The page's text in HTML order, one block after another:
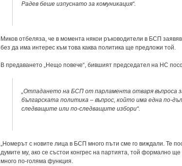
Радев беше изпуснато за комуникация“.
Миков отбеляза, че в момента някои ръководители в БСП
без да има интерес към това каква политика ще предложи той.
В предаването „Нещо повече“, бившият председател на НС
„Отпадането на БСП от парламента отваря въпроса
българската политика – въпрос, който има една по-
следващите или по-следващите избори“.
„Номерът с новите лица в БСП много пъти сме го виждали. Те
думите му, ако се състои конгрес на партията, той формално
много по-голяма функция.